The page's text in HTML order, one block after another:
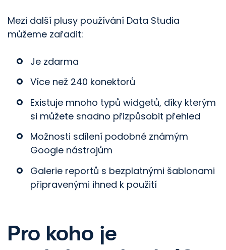
Mezi další plusy používání Data Studia
můžeme zařadit:
Je zdarma
Více než 240 konektorů
Existuje mnoho typů widgetů, díky kterým
si můžete snadno přizpůsobit přehled
Možnosti sdílení podobné známým
Google nástrojům
Galerie reportů s bezplatnými šablonami
připravenými ihned k použití
Pro koho je